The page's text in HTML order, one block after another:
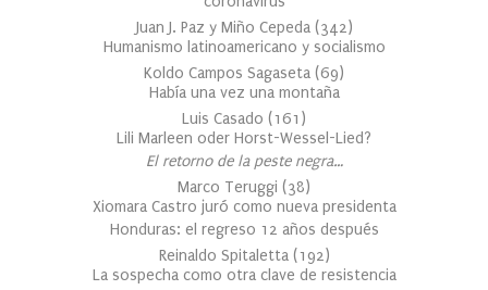
Juan J. Paz y Miño Cepeda (342)
Humanismo latinoamericano y socialismo
Koldo Campos Sagaseta (69)
Había una vez una montaña
Luis Casado (161 )
Lili Marleen oder Horst-Wessel-Lied?
El retorno de la peste negra…
Marco Teruggi (38)
Xiomara Castro juró como nueva presidenta
Honduras: el regreso 12 años después
Reinaldo Spitaletta (192)
La sospecha como otra clave de resistencia